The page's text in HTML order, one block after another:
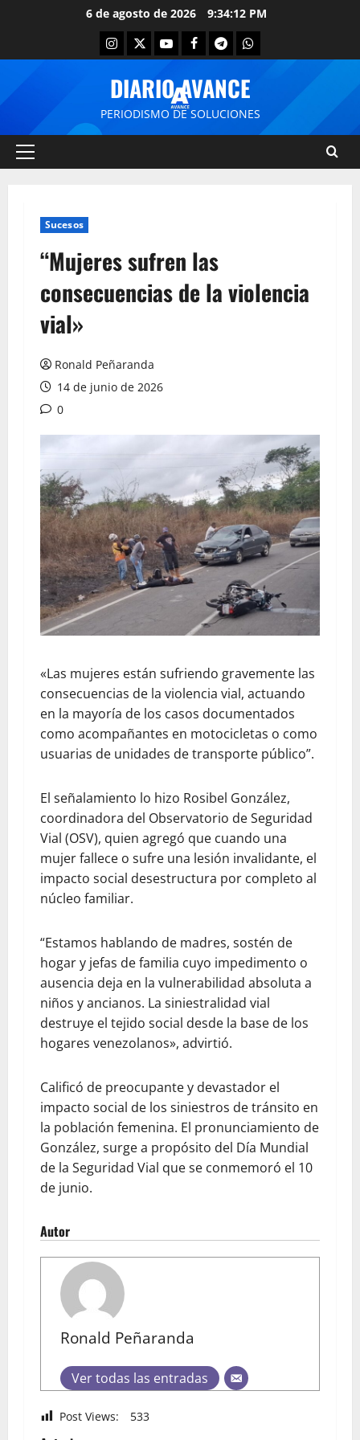
6 de agosto de 2026 9:34:12 PM
DIARIO AVANCE
PERIODISMO DE SOLUCIONES
Sucesos
“Mujeres sufren las
consecuencias de la violencia
vial»
Ronald Peñaranda
14 de junio de 2026
0
«Las mujeres están sufriendo gravemente las
consecuencias de la violencia vial, actuando
en la mayoría de los casos documentados
como acompañantes en motocicletas o como
usuarias de unidades de transporte público”.
El señalamiento lo hizo Rosibel González,
coordinadora del Observatorio de Seguridad
Vial (OSV), quien agregó que cuando una
mujer fallece o sufre una lesión invalidante, el
impacto social desestructura por completo al
núcleo familiar.
“Estamos hablando de madres, sostén de
hogar y jefas de familia cuyo impedimento o
ausencia deja en la vulnerabilidad absoluta a
niños y ancianos. La siniestralidad vial
destruye el tejido social desde la base de los
hogares venezolanos», advirtió.
Calificó de preocupante y devastador el
impacto social de los siniestros de tránsito en
la población femenina. El pronunciamiento de
González, surge a propósito del Día Mundial
de la Seguridad Vial que se conmemoró el 10
de junio.
Autor
Ronald Peñaranda
Ver todas las entradas
Post Views: 533